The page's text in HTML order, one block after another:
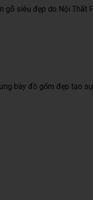
gỗ siêu đẹp do Nội
bày đồ gốm đẹp tạo